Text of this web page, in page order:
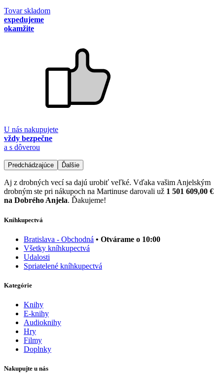
Tovar skladom
expedujeme
okamžite
U nás nakupujete
vždy bezpečne
a s dôverou
Predchádzajúce Ďalšie
Aj z drobných vecí sa dajú urobiť veľké. Vďaka vašim Anjelským
drobným ste pri nákupoch na Martinuse darovali už 1 501 609,00 €
na Dobrého Anjela. Ďakujeme!
Kníhkupectvá
Bratislava - Obchodná • Otvárame o 10:00
Všetky kníhkupectvá
Udalosti
Spriatelené kníhkupectvá
Kategórie
Knihy
E-knihy
Audioknihy
Hry
Filmy
Doplnky
Nakupujte u nás